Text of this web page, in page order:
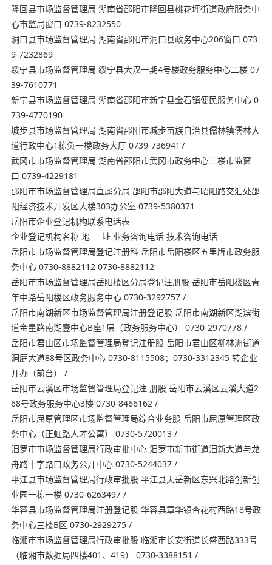
隆回县市场监督管理局 湖南省邵阳市隆回县桃花坪街道政府服务中
心市监局窗口 0739-8232550
洞口县市场监督管理局 湖南省邵阳市洞口县政务中心206窗口 073
9-7232869
绥宁县市场监督管理局 绥宁县大汉一期4号楼政务服务中心二楼 07
39-7610771
新宁县市场监督管理局 湖南省邵阳市新宁县金石镇便民服务中心 0
739-4770190
城步县市场监督管理局 湖南省邵阳市城步苗族自治县儒林镇儒林大
道行政中心1栋负一楼政务大厅 0739-7369417
武冈市市场监督管理局 湖南省邵阳市武冈市政务中心三楼市监窗
口 0739-4229181
邵阳市市场监督管理局直属分局 邵阳市邵阳大道与昭阳路交汇处邵
阳经济技术开发区大楼303办公室 0739-5380371
岳阳市企业登记机构联系电话表
企业登记机构名称 地 址 业务咨询电话 技术咨询电话
岳阳市市场监督管理局登记注册科 岳阳市岳阳楼区五里牌市政务服
务中心 0730-8882112 0730-8882112
岳阳市市场监督管理局岳阳楼区分局登记注册股 岳阳市岳阳楼区青
年中路岳阳楼区政务服务中心 0730-3292757 /
岳阳市南湖新区市场监督管理局注册登记股 岳阳市南湖新区湖滨街
道金星路南湖壹中心B座1层（政务服务中心） 0730-2970778 /
岳阳市君山区市场监督管理局登记注册股 岳阳市君⼭区柳林洲街道
洞庭大道88号区政务中心 0730-8115508；0730-3312345 转企业
开办（前台） /
岳阳市云溪区市场监督管理局登记注 册股 岳阳市云溪区云溪大道2
68号政务服务中心3楼 0730-8466162 /
岳阳市屈原管理区市场监督管理局综合业务股 岳阳市屈原管理区政
务中心（正虹路人才公寓） 0730-5720013 /
汨罗市市场监督管理局⾏政审批中心 汨罗市新市街道汨新大道与龙
舟路十字路口政务公开中心 0730-5244037 /
平江县市场监督管理局⾏政审批股 平江县天岳新区东兴北路创新创
业园一栋一楼 0730-6263497 /
华容县市场监督管理局注册登记股 华容县章华镇杏花村西路18号政
务中心三楼B区 0730-2929275 /
临湘市市场监督管理局行政审批股 临湘市长安街道长盛西路333号
（临湘市数据局四楼401、419） 0730-3388151 /